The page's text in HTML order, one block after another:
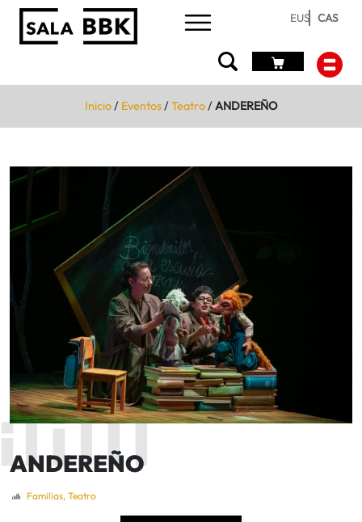
EUS CAS
Inicio/ Eventos/Teatro/ANDEREÑO
ANDEREÑO
Familias, Teatro